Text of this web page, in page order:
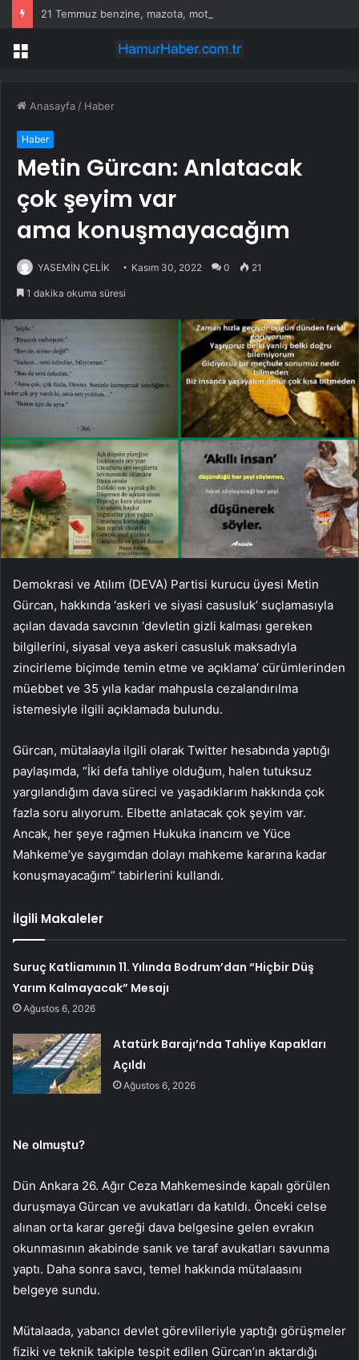
Menü
Anasayfa / Haber
Haber
Metin Gürcan: Anlatacak
çok şeyim var
ama konuşmayacağım
YASEMİN ÇELİK Kasım 30, 2022 0 21
1 dakika okuma süresi
Demokrasi ve Atılım (DEVA) Partisi kurucu üyesi Metin
Gürcan, hakkında ‘askeri ve siyasi casusluk’ suçlamasıyla
açılan davada savcının ‘devletin gizli kalması gereken
bilgilerini, siyasal veya askeri casusluk maksadıyla
zincirleme biçimde temin etme ve açıklama’ cürümlerinden
müebbet ve 35 yıla kadar mahpusla cezalandırılma
istemesiyle ilgili açıklamada bulundu.
Gürcan, mütalaayla ilgili olarak Twitter hesabında yaptığı
paylaşımda, “İki defa tahliye olduğum, halen tutuksuz
yargılandığım dava süreci ve yaşadıklarım hakkında çok
fazla soru alıyorum. Elbette anlatacak çok şeyim var.
Ancak, her şeye rağmen Hukuka inancım ve Yüce
Mahkeme’ye saygımdan dolayı mahkeme kararına kadar
konuşmayacağım” tabirlerini kullandı.
İlgili Makaleler
Suruç Katliamının 11. Yılında Bodrum’dan “Hiçbir Düş
Yarım Kalmayacak” Mesajı
Ağustos 6, 2026
Atatürk Barajı’nda Tahliye Kapakları
Açıldı
Ağustos 6, 2026
Ne olmuştu?
Dün Ankara 26. Ağır Ceza Mahkemesinde kapalı görülen
duruşmaya Gürcan ve avukatları da katıldı. Önceki celse
alınan orta karar gereği dava belgesine gelen evrakın
okunmasının akabinde sanık ve taraf avukatları savunma
yaptı. Daha sonra savcı, temel hakkında mütalaasını
belgeye sundu.
Mütalaada, yabancı devlet görevlileriyle yaptığı görüşmeler
fiziki ve teknik takiple tespit edilen Gürcan’ın aktardığı